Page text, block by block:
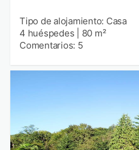
Tipo de alojamiento: Casa
4 huéspedes
80 m²
Comentarios: 5